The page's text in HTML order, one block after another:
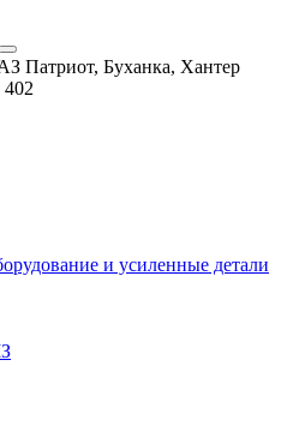
Патриот, Буханка, Хантер
402
и усиленные детали